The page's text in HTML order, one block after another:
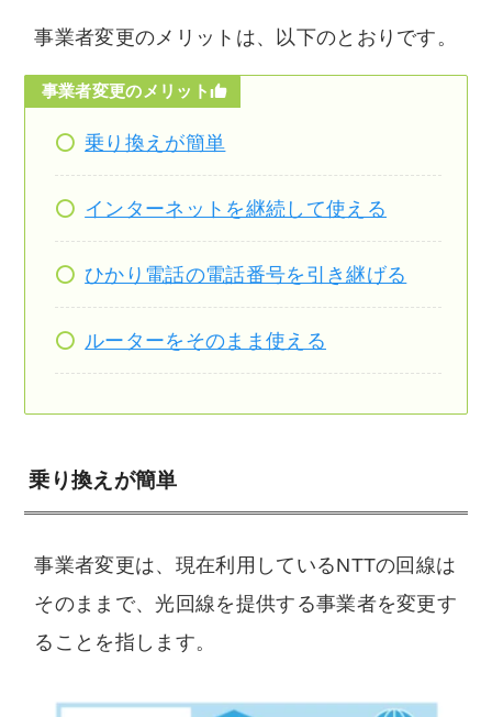
事業者変更のメリットは、以下のとおりです。
事業者変更のメリット
乗り換えが簡単
インターネットを継続して使える
ひかり電話の電話番号を引き継げる
ルーターをそのまま使える
乗り換えが簡単
事業者変更は、現在利用しているNTTの回線は
そのままで、光回線を提供する事業者を変更す
ることを指します。